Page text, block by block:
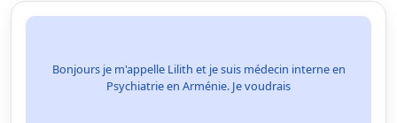
Bonjours je m'appelle Lilith et je suis médecin interne en
Psychiatrie en Arménie. Je voudrais